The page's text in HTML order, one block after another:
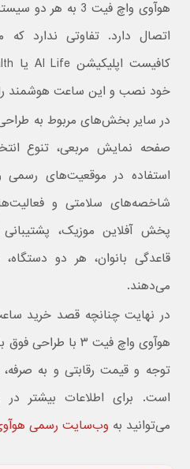
اتصال دارد. تفاوتی ندارد
خود نصب و این ساعت هوشمند
در سایر بخش‌های مربوط به
صفحه نمایش مربعی، تنوع
استفاده در موقعیت‌های
شاخصه‌های سلامتی و
پخش آفلاین موزیک،
قاعدگی بانوان، هر دو دستگاه،
می‌دهند.
در نهایت چنانچه قصد خرید
هوآوی واچ فیت ۳ با
توجه و قیمت رقابتی و به
است. برای اطلاعات بیشتر در
می‌توانید به وب‌سایت رسمی